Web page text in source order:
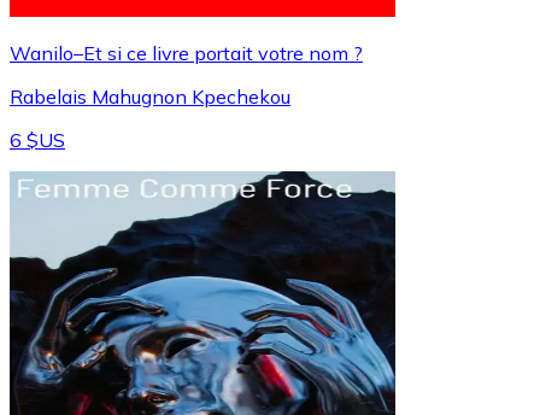
Wanilo–Et si ce livre portait votre nom ?
Rabelais Mahugnon Kpechekou
6 $US